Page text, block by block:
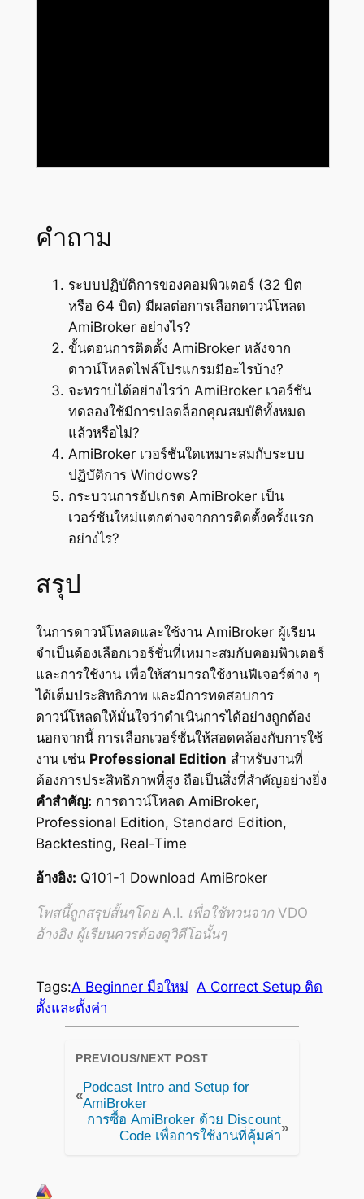
คำถาม
ระบบปฏิบัติการของคอมพิวเตอร์ (32 บิต
หรือ 64 บิต) มีผลต่อการเลือกดาวน์โหลด
AmiBroker อย่างไร?
ขั้นตอนการติดตั้ง AmiBroker หลังจาก
ดาวน์โหลดไฟล์โปรแกรมมีอะไรบ้าง?
จะทราบได้อย่างไรว่า AmiBroker เวอร์ชัน
ทดลองใช้มีการปลดล็อกคุณสมบัติทั้งหมด
แล้วหรือไม่?
AmiBroker เวอร์ชันใดเหมาะสมกับระบบ
ปฏิบัติการ Windows?
กระบวนการอัปเกรด AmiBroker เป็น
เวอร์ชันใหม่แตกต่างจากการติดตั้งครั้งแรก
อย่างไร?
สรุป
ในการดาวน์โหลดและใช้งาน AmiBroker ผู้เรียน
จำเป็นต้องเลือกเวอร์ชั่นที่เหมาะสมกับคอมพิวเตอร์
และการใช้งาน เพื่อให้สามารถใช้งานฟีเจอร์ต่าง ๆ
ได้เต็มประสิทธิภาพ และมีการทดสอบการ
ดาวน์โหลดให้มั่นใจว่าดำเนินการได้อย่างถูกต้อง
นอกจากนี้ การเลือกเวอร์ชั่นให้สอดคล้องกับการใช้
งาน เช่น Professional Edition สำหรับงานที่
ต้องการประสิทธิภาพที่สูง ถือเป็นสิ่งที่สำคัญอย่างยิ่ง
คำสำคัญ: การดาวน์โหลด AmiBroker,
Professional Edition, Standard Edition,
Backtesting, Real-Time
อ้างอิง: Q101-1 Download AmiBroker
โพสนี้ถูกสรุปสั้นๆโดย A.I. เพื่อใช้ทวนจาก VDO
อ้างอิง ผู้เรียนควรต้องดูวิดีโอนั้นๆ
Tags:A Beginner มือใหม่ A Correct Setup ติด
ตั้งและตั้งค่า
PREVIOUS/NEXT POST
«
Podcast Intro and Setup for
AmiBroker
การซื้อ AmiBroker ด้วย Discount
Code เพื่อการใช้งานที่คุ้มค่า
»